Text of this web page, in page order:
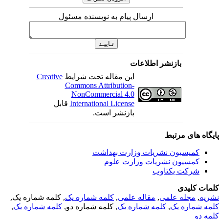
ارسال پیام به نویسنده مسئول
بازنشر اطلاعات
این مقاله تحت شرایطCreative
Commons Attribution-
NonCommercial 4.0
International Licenseقابل
بازنشر است.
های مرتبط
کمیسیون نشریات وزارت بهداشت
کمسیون نشریات وزارت علوم
شرکت یکتاوب
کلیدی
,مجله علمی, مقاله علمی, کلمه شماره یک, کلمه شماره یک,
شماره یک,کلمه شماره یک, کلمه شماره دو,کلمه شماره یک,
دو